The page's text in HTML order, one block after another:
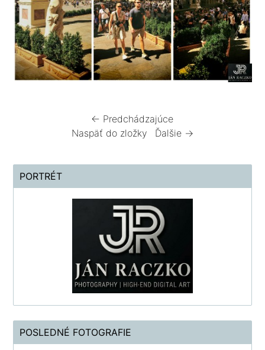
← Predchádzajúce
Naspäť do zložky
Ďalšie →
PORTRÉT
POSLEDNÉ FOTOGRAFIE